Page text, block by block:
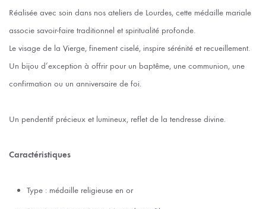
Réalisée avec soin dans nos ateliers de Lourdes, cette médaille mariale
associe savoir-faire traditionnel et spiritualité profonde.
Le visage de la Vierge, finement ciselé, inspire sérénité et recueillement.
Un bijou d’exception à offrir pour un baptême, une communion, une
confirmation ou un anniversaire de foi.
Un pendentif précieux et lumineux, reflet de la tendresse divine.
Caractéristiques
Type : médaille religieuse en or